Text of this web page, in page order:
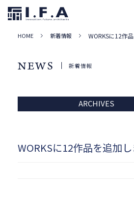
HOME 新着情報 WORKSに12作
NEWS 新着情報
ARCHIVES
WORKSに12作品を追加し